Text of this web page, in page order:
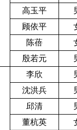
高玉平
顾依平
陈蓓
殷若元
李欣
沈洪兵
邱清
董杭英